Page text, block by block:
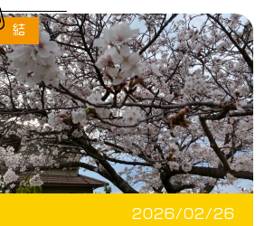
2026/02/26
結